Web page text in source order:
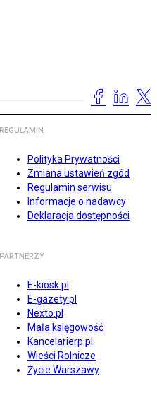
REGULAMIN
Polityka Prywatności
Zmiana ustawień zgód
Regulamin serwisu
Informacje o nadawcy
Deklaracja dostępności
PARTNERZY
E-kiosk.pl
E-gazety.pl
Nexto.pl
Mała księgowość
Kancelarierp.pl
Wieści Rolnicze
Życie Warszawy